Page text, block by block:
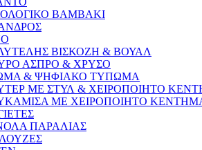
ΒΑΜΒΑΚΙ
ΒΙΣΚΟΖΗ & ΒΟΥΑΛ
ΑΣΠΡΟ & ΧΡΥΣΟ
& ΨΗΦΙΑΚΟ ΤΥΠΩΜΑ
ΜΕ ΣΤΥΛ & ΧΕΙΡΟΠΟΙΗΤΟ
ΜΕ ΧΕΙΡΟΠΟΙΗΤΟ
ΠΑΡΑΛΙΑΣ